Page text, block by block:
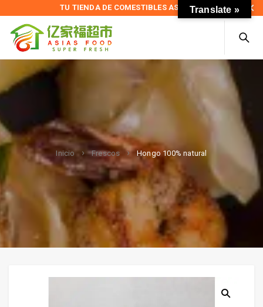
TU TIENDA DE COMESTIBLES ASIÁTICOS
Inicio Frescos Hongo 100% natural
Translate »